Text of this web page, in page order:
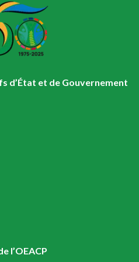
d’État et de Gouvernement
l’OEACP